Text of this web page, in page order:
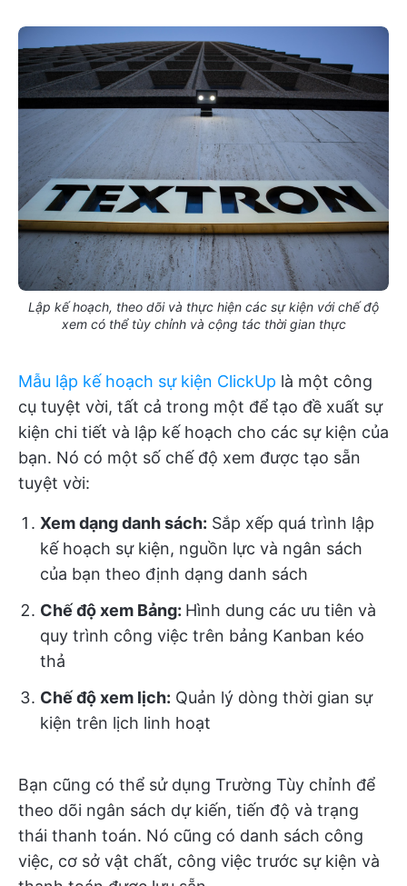
Lập kế hoạch, theo dõi và thực hiện các sự kiện với chế độ
xem có thể tùy chỉnh và cộng tác thời gian thực
Mẫu lập kế hoạch sự kiện ClickUp là một công
cụ tuyệt vời, tất cả trong một để tạo đề xuất sự
kiện chi tiết và lập kế hoạch cho các sự kiện của
bạn. Nó có một số chế độ xem được tạo sẵn
tuyệt vời:
Xem dạng danh sách: Sắp xếp quá trình lập
kế hoạch sự kiện, nguồn lực và ngân sách
của bạn theo định dạng danh sách
Chế độ xem Bảng: Hình dung các ưu tiên và
quy trình công việc trên bảng Kanban kéo
thả
Chế độ xem lịch: Quản lý dòng thời gian sự
kiện trên lịch linh hoạt
Bạn cũng có thể sử dụng Trường Tùy chỉnh để
theo dõi ngân sách dự kiến, tiến độ và trạng
thái thanh toán. Nó cũng có danh sách công
việc, cơ sở vật chất, công việc trước sự kiện và